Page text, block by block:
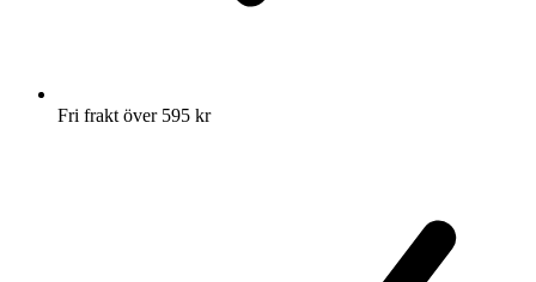
Fri frakt över 595 kr